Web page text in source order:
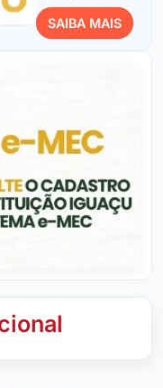
SAIBA MAIS